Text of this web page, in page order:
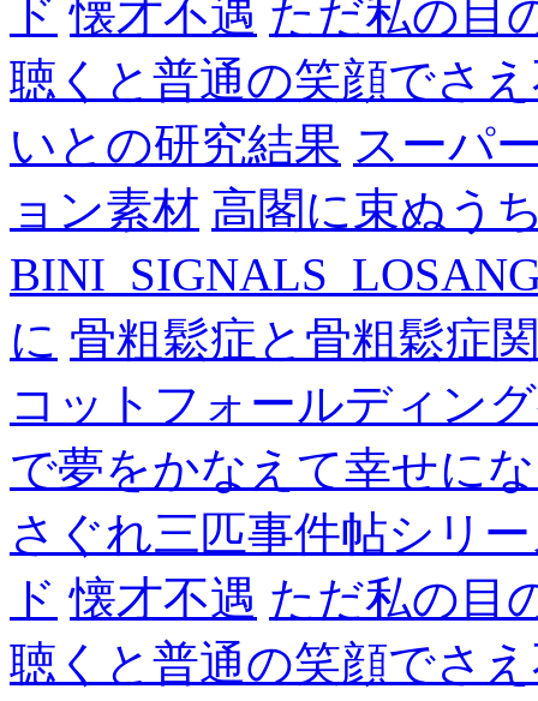
ド 懐才不遇 ただ私の目
聴くと普通の笑顔でさ
いとの研究結果 スーパ
ョン素材 高閣に束ぬう
に 骨粗鬆症と骨粗鬆症
コットフォールディン
で夢をかなえて幸せに
さぐれ三匹事件帖シリ
ド 懐才不遇 ただ私の目
聴くと普通の笑顔でさ